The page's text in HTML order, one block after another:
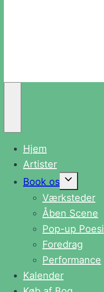
Hjem
Artister
Book os Skift
undermenu
Værksteder
Åben Scene
Pop-up Poesi
Foredrag
Performance
Kalender